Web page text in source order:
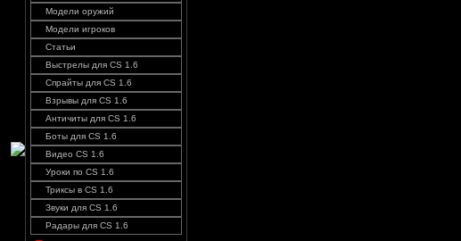
Модели оружий
Модели игроков
Статьи
Выстрелы для CS 1.6
Спрайты для CS 1.6
Взрывы для CS 1.6
Античиты для CS 1.6
Боты для CS 1.6
Видео CS 1.6
Уроки по CS 1.6
Триксы в CS 1.6
Звуки для CS 1.6
Радары для CS 1.6